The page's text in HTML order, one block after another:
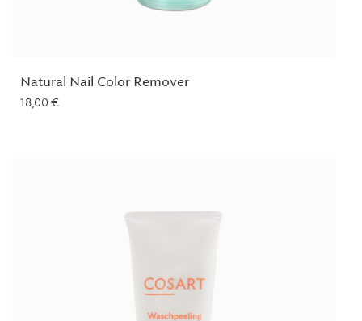
Natural Nail Color Remover
18,00 €